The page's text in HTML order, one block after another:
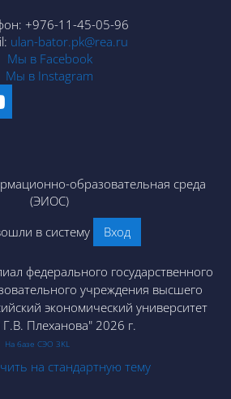
+976-11-45-05-96
ulan-bator.pk@rea.ru
Мы в Facebook
Мы в Instagram
образовательная среда
(ЭИОС)
в систему
Вход
федерального государственного
учреждения высшего
экономический университет
Плеханова" 2026 г.
На базе СЭО 3KL
на стандартную тему